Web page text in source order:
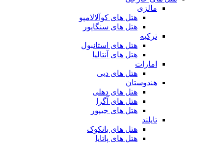
مالزی
هتل های کوآلالامپو
هتل های سنگاپور
ترکیه
هتل های استانبول
هتل های آنتالیا
امارات
هتل های دبی
هندوستان
هتل های دهلی
هتل های آگرا
هتل های جیپور
تایلند
هتل های بانکوک
هتل های پاتایا